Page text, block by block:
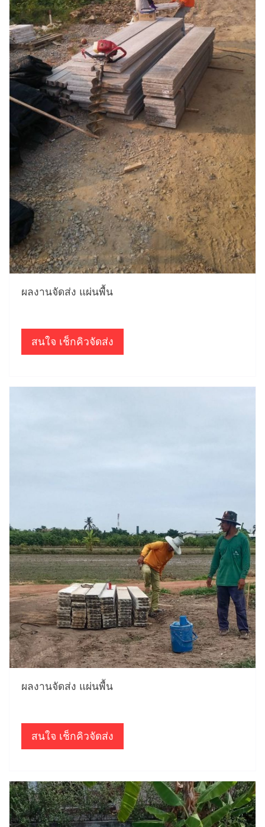
ผลงานจัดส่ง แผ่นพื้น
สนใจ เช็กคิวจัดส่ง
ผลงานจัดส่ง แผ่นพื้น
สนใจ เช็กคิวจัดส่ง